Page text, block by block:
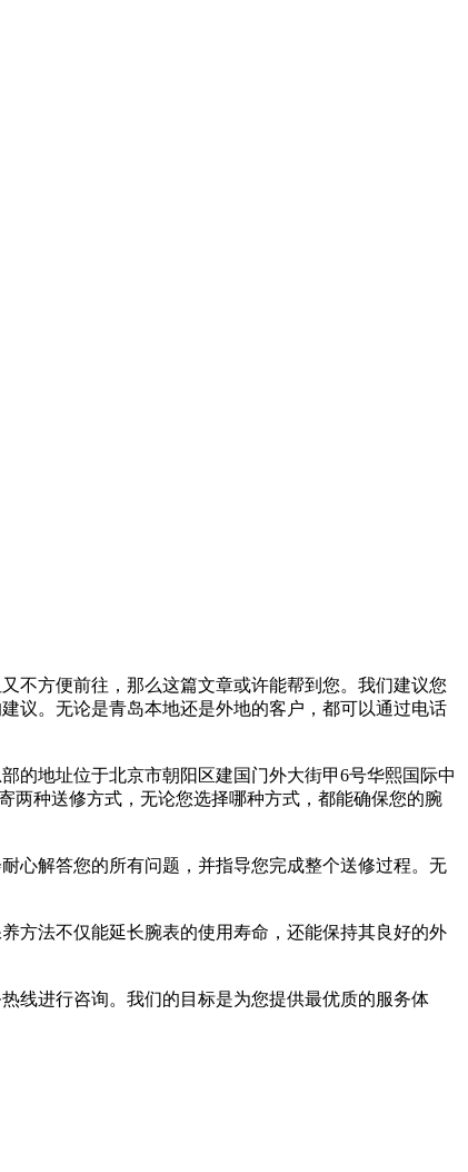
不方便前往，那么这篇文章或许能帮到您。我们建议您
议。无论是青岛本地还是外地的客户，都可以通过电话
的地址位于北京市朝阳区建国门外大街甲6号华熙国际中
两种送修方式，无论您选择哪种方式，都能确保您的腕
心解答您的所有问题，并指导您完成整个送修过程。无
方法不仅能延长腕表的使用寿命，还能保持其良好的外
线进行咨询。我们的目标是为您提供最优质的服务体